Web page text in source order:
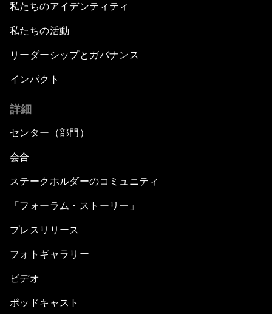
私たちのアイデンティティ
私たちの活動
リーダーシップとガバナンス
インパクト
詳細
センター（部門）
会合
ステークホルダーのコミュニティ
「フォーラム・ストーリー」
プレスリリース
フォトギャラリー
ビデオ
ポッドキャスト